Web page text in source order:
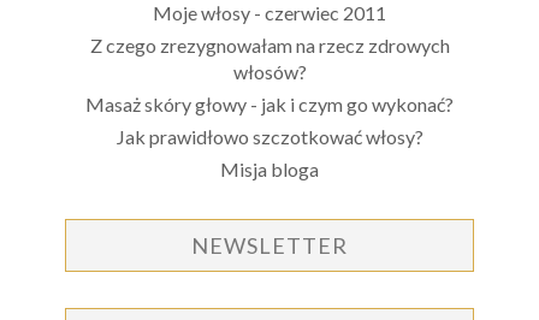
Moje włosy - czerwiec 2011
Z czego zrezygnowałam na rzecz zdrowych
włosów?
Masaż skóry głowy - jak i czym go wykonać?
Jak prawidłowo szczotkować włosy?
Misja bloga
NEWSLETTER